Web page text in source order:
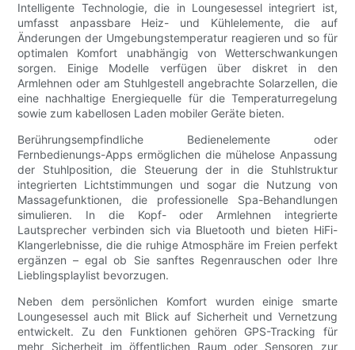
Intelligente Technologie, die in Loungesessel integriert ist,
umfasst anpassbare Heiz- und Kühlelemente, die auf
Änderungen der Umgebungstemperatur reagieren und so für
optimalen Komfort unabhängig von Wetterschwankungen
sorgen. Einige Modelle verfügen über diskret in den
Armlehnen oder am Stuhlgestell angebrachte Solarzellen, die
eine nachhaltige Energiequelle für die Temperaturregelung
sowie zum kabellosen Laden mobiler Geräte bieten.
Berührungsempfindliche Bedienelemente oder
Fernbedienungs-Apps ermöglichen die mühelose Anpassung
der Stuhlposition, die Steuerung der in die Stuhlstruktur
integrierten Lichtstimmungen und sogar die Nutzung von
Massagefunktionen, die professionelle Spa-Behandlungen
simulieren. In die Kopf- oder Armlehnen integrierte
Lautsprecher verbinden sich via Bluetooth und bieten HiFi-
Klangerlebnisse, die die ruhige Atmosphäre im Freien perfekt
ergänzen – egal ob Sie sanftes Regenrauschen oder Ihre
Lieblingsplaylist bevorzugen.
Neben dem persönlichen Komfort wurden einige smarte
Loungesessel auch mit Blick auf Sicherheit und Vernetzung
entwickelt. Zu den Funktionen gehören GPS-Tracking für
mehr Sicherheit im öffentlichen Raum oder Sensoren zur